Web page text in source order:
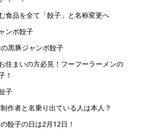
食品を全て「餃子」と名称変更へ
ンボ餃子
黒豚ジャンボ餃子
住まいの方必見！フーフーラーメンの
！
子
作者と名乗り出ている人は本人？
餃子の日は2月12日！